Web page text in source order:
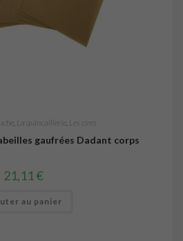
, La quincaillerie , Les cires
gaufrées Dadant corps
21,11 €
au panier